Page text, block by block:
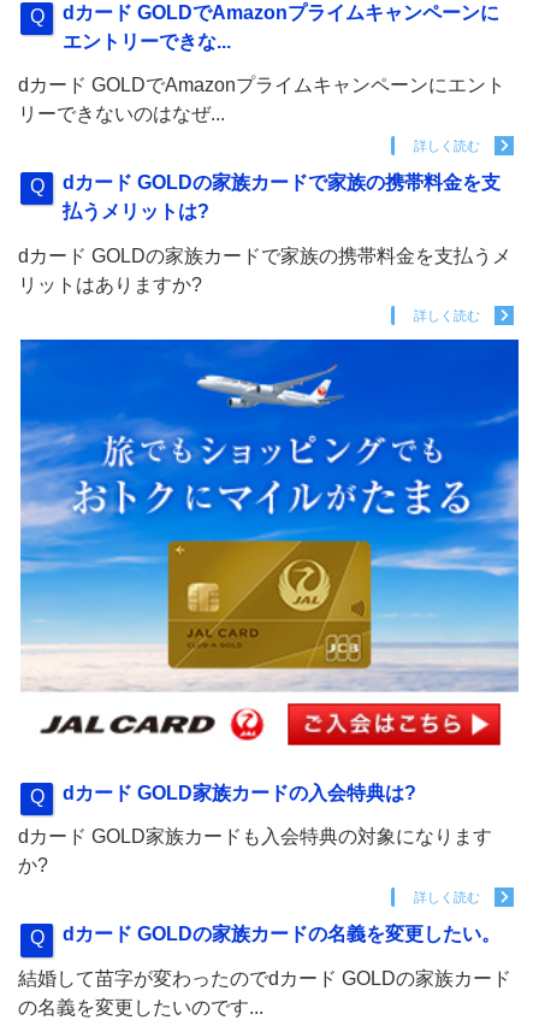
dカード GOLDでAmazonプライムキャンペーンに
エントリーできな...
dカード GOLDでAmazonプライムキャンペーンにエント
リーできないのはなぜ...
詳しく読む
dカード GOLDの家族カードで家族の携帯料金を支
払うメリットは?
dカード GOLDの家族カードで家族の携帯料金を支払うメ
リットはありますか?
詳しく読む
dカード GOLD家族カードの入会特典は?
dカード GOLD家族カードも入会特典の対象になります
か?
詳しく読む
dカード GOLDの家族カードの名義を変更したい。
結婚して苗字が変わったのでdカード GOLDの家族カード
の名義を変更したいのです...